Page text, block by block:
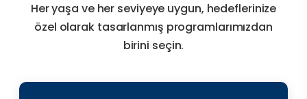
Her yaşa ve her seviyeye uygun, hedeflerinize
özel olarak tasarlanmış programlarımızdan
birini seçin.